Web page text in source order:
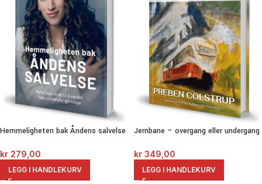
Hemmeligheten bak Åndens salvelse
kr 279,00
LEGG I HANDLEKURV
Jernbane – overgang eller undergang
kr 349,00
LEGG I HANDLEKURV